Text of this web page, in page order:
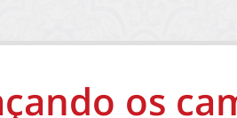
os